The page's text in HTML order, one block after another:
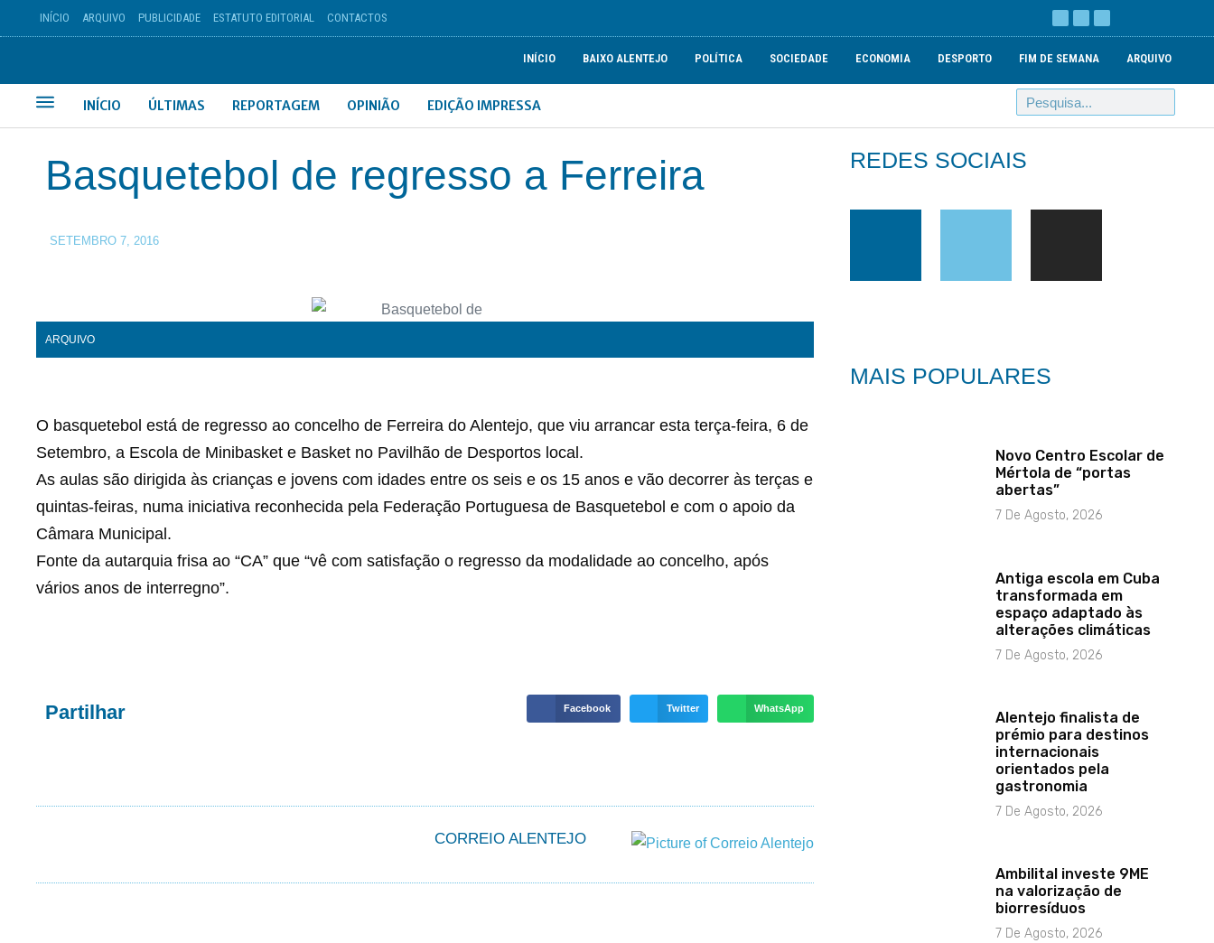
INÍCIO ARQUIVO PUBLICIDADE ESTATUTO EDITORIAL CONTACTOS
INÍCIO BAIXO ALENTEJO POLÍTICA SOCIEDADE ECONOMIA DESPORTO FIM DE SEMANA ARQUIVO
INÍCIO ÚLTIMAS REPORTAGEM OPINIÃO EDIÇÃO IMPRESSA
Basquetebol de regresso a Ferreira
SETEMBRO 7, 2016
ARQUIVO
O basquetebol está de regresso ao concelho de Ferreira do Alentejo, que viu arrancar esta terça-feira, 6 de
Setembro, a Escola de Minibasket e Basket no Pavilhão de Desportos local.
As aulas são dirigida às crianças e jovens com idades entre os seis e os 15 anos e vão decorrer às terças e
quintas-feiras, numa iniciativa reconhecida pela Federação Portuguesa de Basquetebol e com o apoio da
Câmara Municipal.
Fonte da autarquia frisa ao “CA” que “vê com satisfação o regresso da modalidade ao concelho, após
vários anos de interregno”.
Partilhar Facebook Twitter WhatsApp
CORREIO ALENTEJO
REDES SOCIAIS
MAIS POPULARES
Novo Centro Escolar de
Mértola de “portas
abertas”
7 De Agosto, 2026
Antiga escola em Cuba
transformada em
espaço adaptado às
alterações climáticas
7 De Agosto, 2026
Alentejo finalista de
prémio para destinos
internacionais
orientados pela
gastronomia
7 De Agosto, 2026
Ambilital investe 9ME
na valorização de
biorresíduos
7 De Agosto, 2026